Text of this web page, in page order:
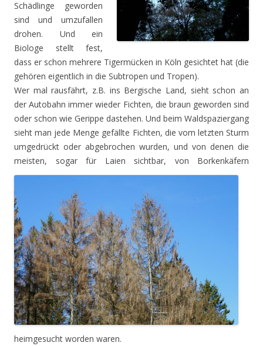
Schädlinge geworden
sind und umzufallen
drohen. Und ein
Biologe stellt fest,
dass er schon mehrere Tigermücken in Köln gesichtet hat (die
gehören eigentlich in die Subtropen und Tropen).
Wer mal rausfährt, z.B. ins Bergische Land, sieht schon an
der Autobahn immer wieder Fichten, die braun geworden sind
oder schon wie Gerippe dastehen. Und beim Waldspaziergang
sieht man jede Menge gefällte Fichten, die vom letzten Sturm
umgedrückt oder abgebrochen wurden, und von denen die
meisten, sogar für Laien sichtbar, von Borkenkäfern
heimgesucht worden waren.